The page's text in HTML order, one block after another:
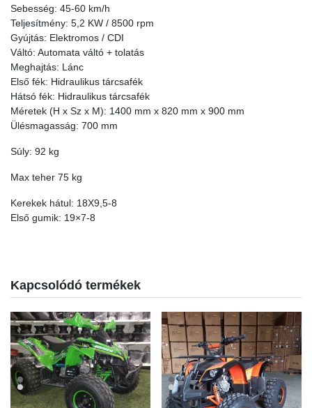
Sebesség: 45-60 km/h
Teljesítmény: 5,2 KW / 8500 rpm
Gyújtás: Elektromos / CDI
Váltó: Automata váltó + tolatás
Meghajtás: Lánc
Első fék: Hidraulikus tárcsafék
Hátsó fék: Hidraulikus tárcsafék
Méretek (H x Sz x M): 1400 mm x 820 mm x 900 mm
Ülésmagasság: 700 mm
Súly: 92 kg
Max teher 75 kg
Kerekek hátul: 18X9,5-8
Első gumik: 19×7-8
Kapcsolódó termékek